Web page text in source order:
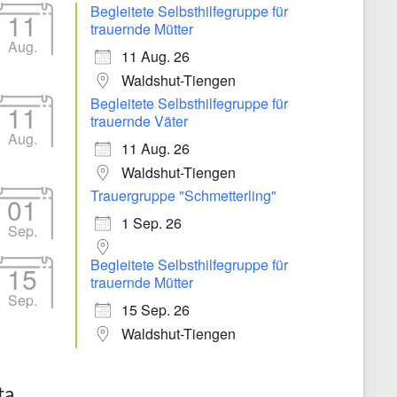
11
Aug.
Begleitete Selbsthilfegruppe für
trauernde Mütter
11 Aug. 26
Waldshut-Tiengen
11
Aug.
Begleitete Selbsthilfegruppe für
trauernde Väter
11 Aug. 26
Waldshut-Tiengen
01
Sep.
Trauergruppe "Schmetterling"
1 Sep. 26
15
Sep.
Begleitete Selbsthilfegruppe für
trauernde Mütter
15 Sep. 26
Waldshut-Tiengen